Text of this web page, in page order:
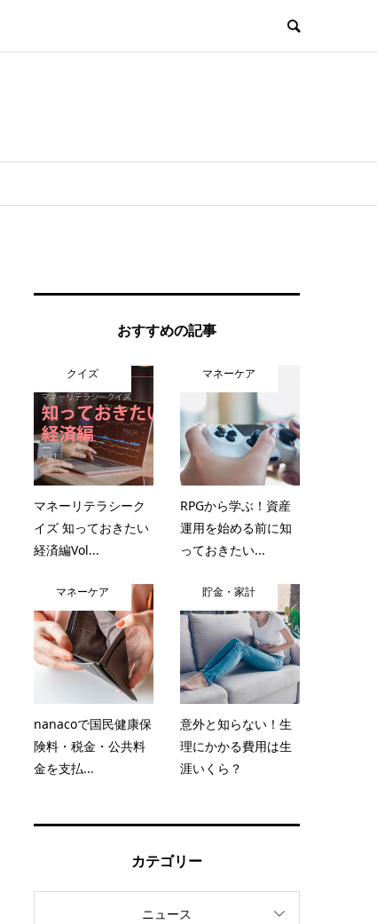
おすすめの記事
クイズ
マネーリテラシーク
イズ 知っておきたい
経済編Vol...
マネーケア
RPGから学ぶ！資産
運用を始める前に知
っておきたい...
マネーケア
nanacoで国民健康保
険料・税金・公共料
金を支払...
貯金・家計
意外と知らない！生
理にかかる費用は生
涯いくら？
カテゴリー
ニュース